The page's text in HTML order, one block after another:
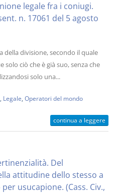
legale fra i coniugi.
n. 17061 del 5 agosto
della divisione, secondo il quale
ciò che è già suo, senza che
solo una...
Legale Operatori del mondo
continua a leggere
Del
attitudine dello stesso a
usucapione. (Cass. Civ.,